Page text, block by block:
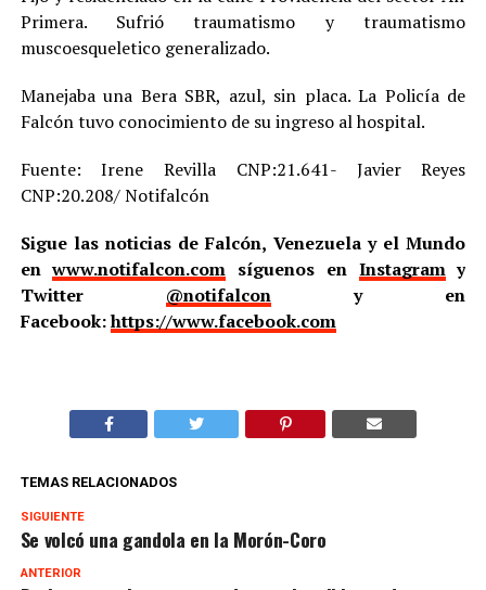
Primera. Sufrió traumatismo y traumatismo
muscoesqueletico generalizado.
Manejaba una Bera SBR, azul, sin placa. La Policía de
Falcón tuvo conocimiento de su ingreso al hospital.
Fuente: Irene Revilla CNP:21.641- Javier Reyes
CNP:20.208/ Notifalcón
Sigue las noticias de Falcón, Venezuela y el Mundo
enwww.notifalcon.com síguenos en Instagramy
Twitter @notifalcony en
Facebook:https://www.facebook.com
TEMAS RELACIONADOS
SIGUIENTE
Se volcó una gandola en la Morón-Coro
ANTERIOR